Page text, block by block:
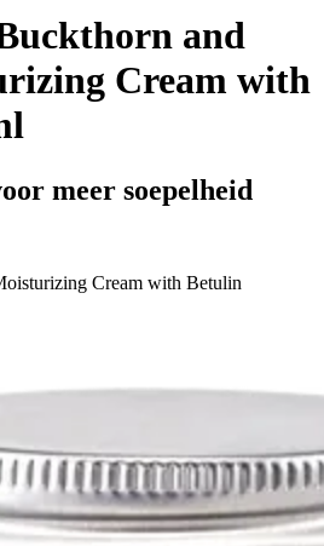
and
Cream with
meer soepelheid
Cream with Betulin